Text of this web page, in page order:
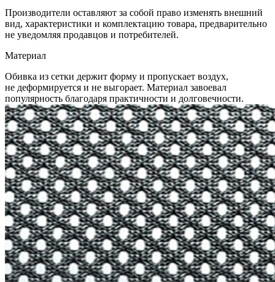
Производители оставляют за собой право изменять внешний
вид, характеристики и комплектацию товара, предварительно
не уведомляя продавцов и потребителей.
Материал
Обивка из сетки держит форму и пропускает воздух,
не деформируется и не выгорает. Материал завоевал
популярность благодаря практичности и долговечности.